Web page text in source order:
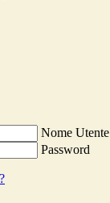
Nome Utente
Password